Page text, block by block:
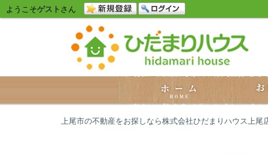
ようこそゲスト さん
上尾市の不動産をお探しなら株式会社ひだまりハウス上尾